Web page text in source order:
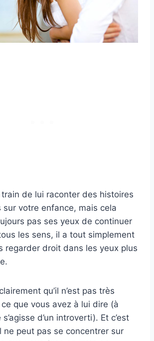
de lui raconter des histoires
sur votre enfance, mais cela
pas ses yeux de continuer
les sens, il a tout simplement
regarder droit dans les yeux plus
qu’il n’est pas très
que vous avez à lui dire (à
s’agisse d’un introverti). Et c’est
ne peut pas se concentrer sur